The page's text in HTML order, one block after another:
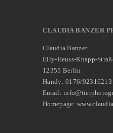
CLAUDIA BANZER
Claudia Banzer
Elly-Heuss-Knapp-
12355 Berlin
Handy: 0176/92316213
Email:
Homepage: